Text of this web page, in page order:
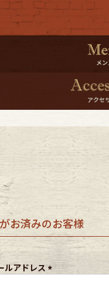
500pt＆
10％
登録
す
メ
アクセ
お済みのお客様
ルアドレス